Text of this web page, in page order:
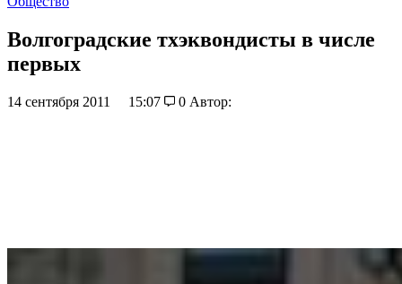
Волгоградские тхэквондисты в числе
первых
14 сентября 2011 15:07 0 Автор: